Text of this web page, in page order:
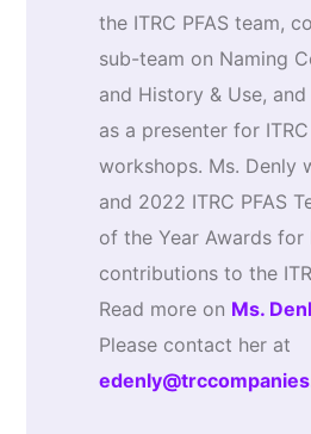
the ITRC PFAS team,
sub-team on Naming
and History & Use,
as a presenter for
workshops. Ms. Denly
and 2022 ITRC PFAS
of the Year Awards for
contributions to the
Read more on Ms.
Please contact her at